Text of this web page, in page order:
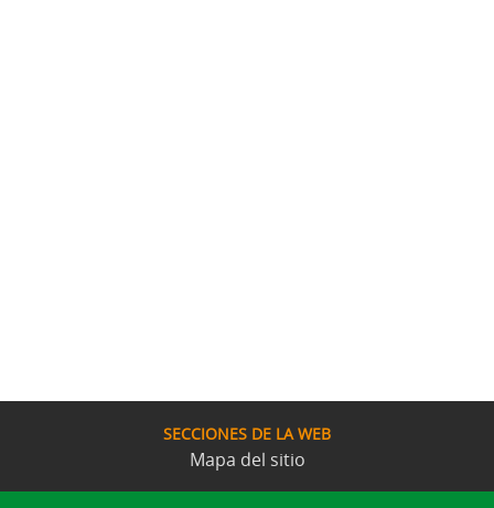
SECCIONES DE LA WEB
Mapa del sitio